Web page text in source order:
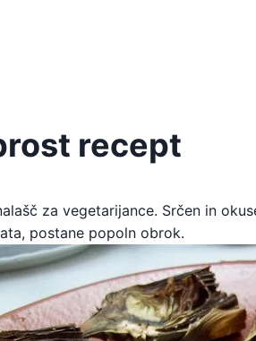
recept
za vegetarijance. Srčen in
postane popoln obrok.